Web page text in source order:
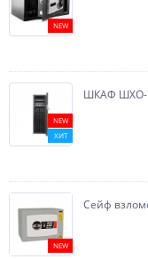
NEW
NEW
ХИТ
ШКАФ ШХО-
NEW
Сейф